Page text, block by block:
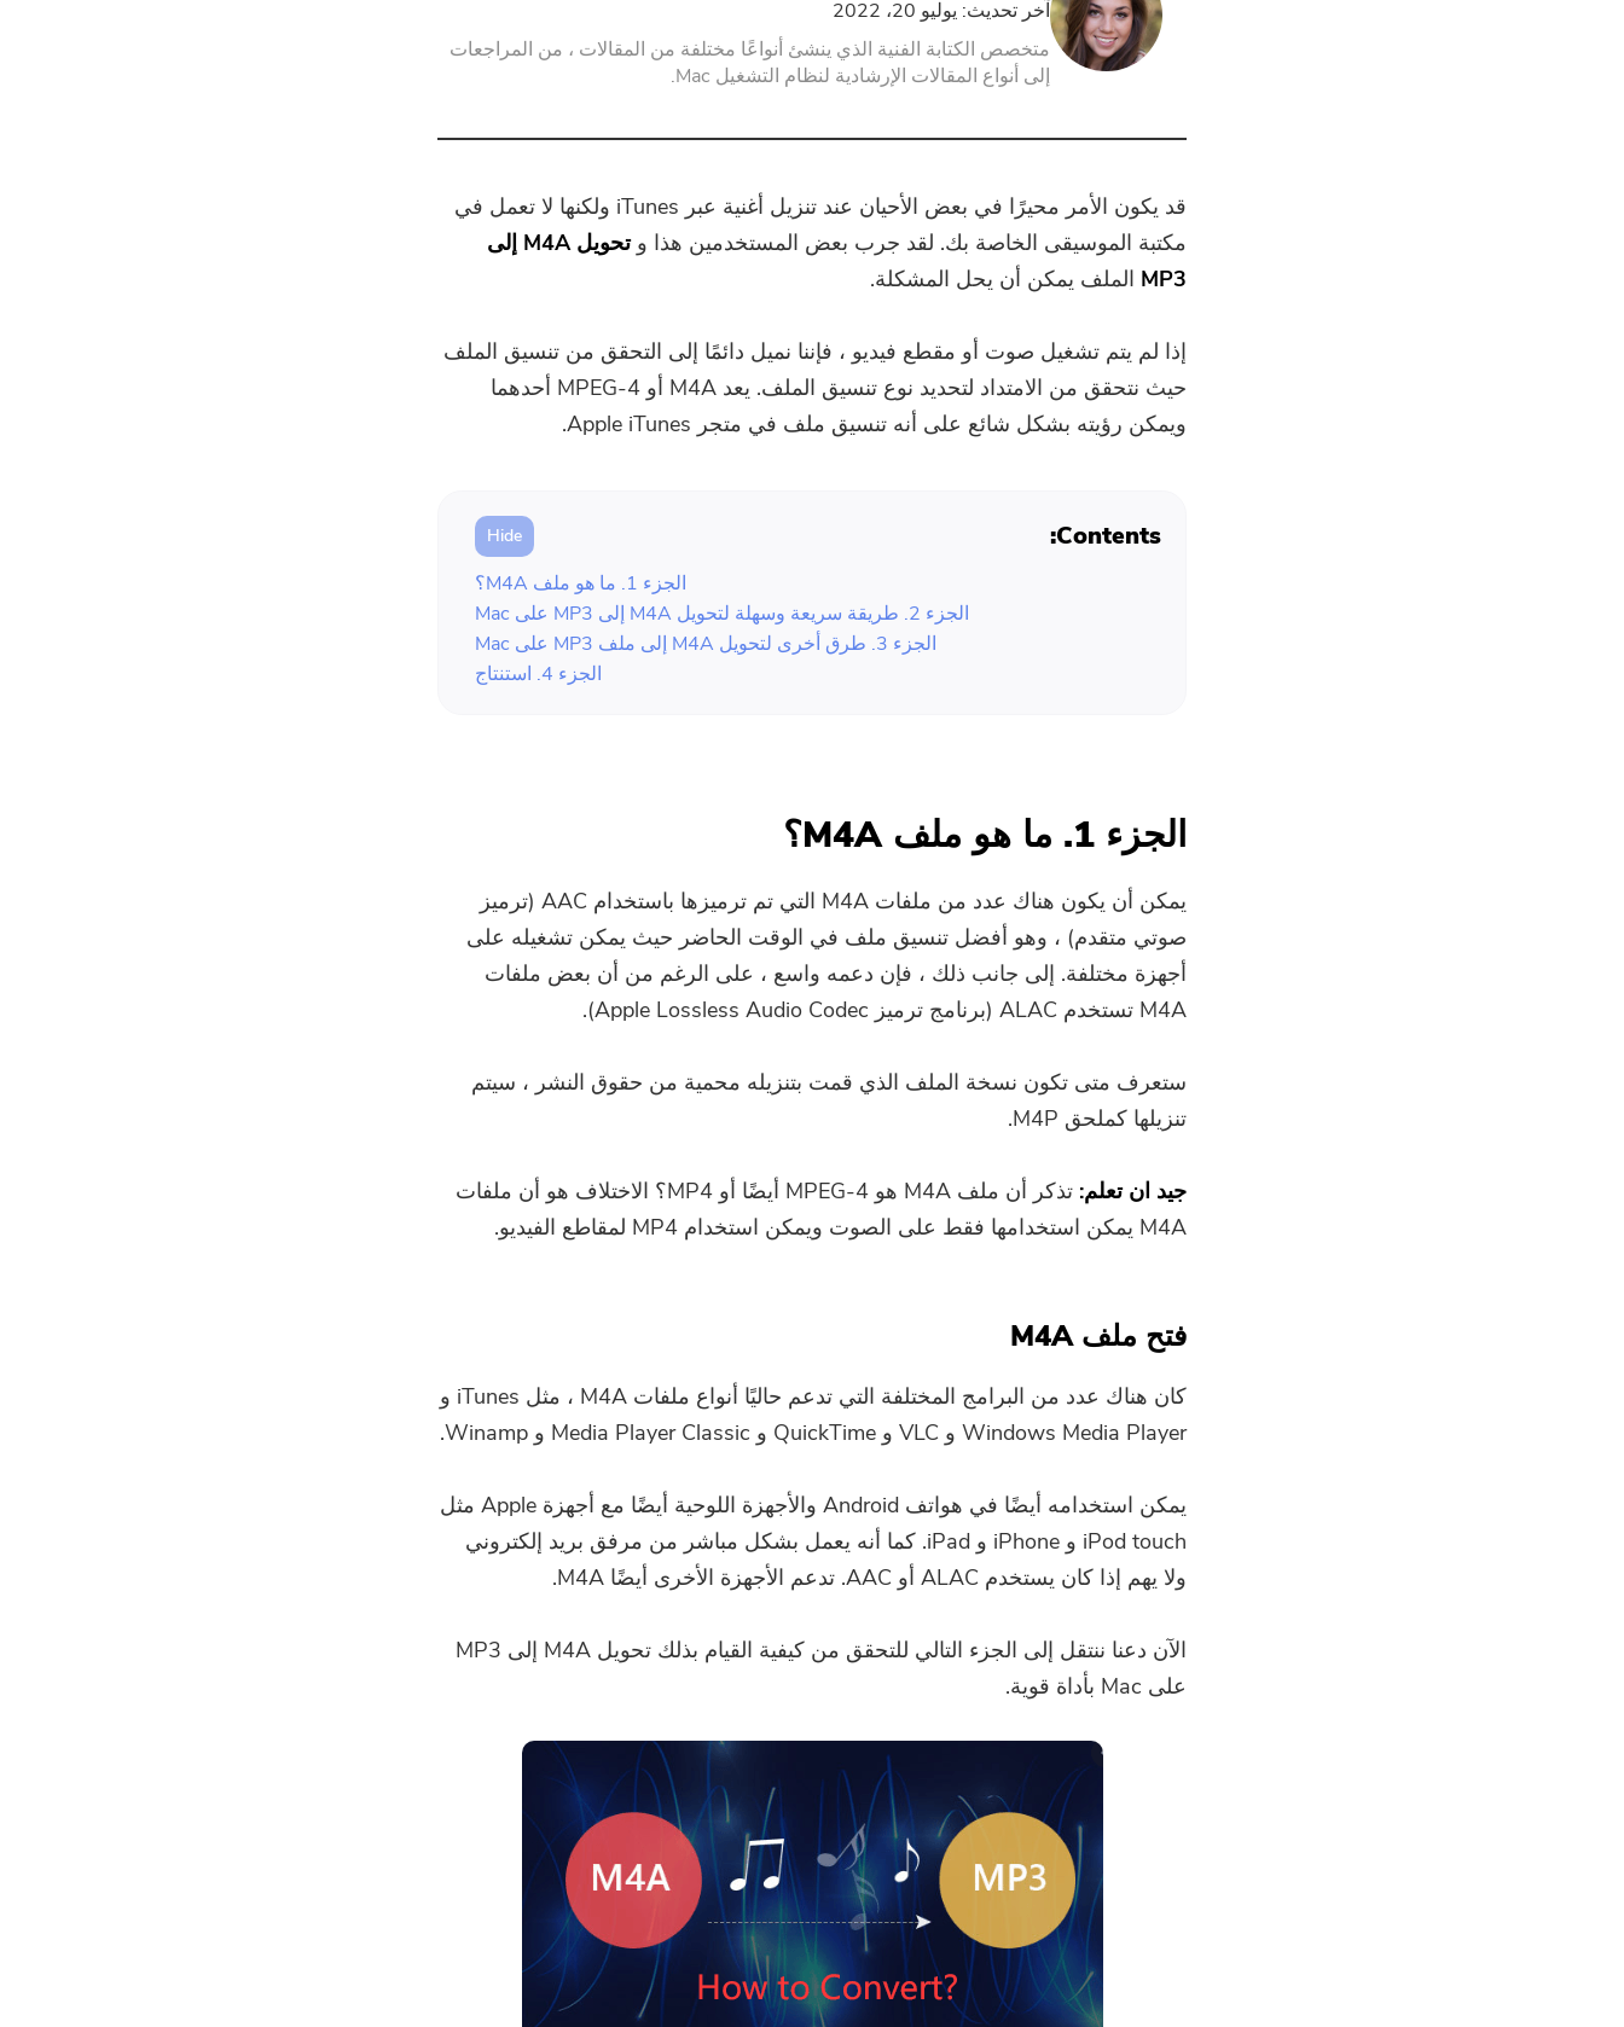
آخر تحديث: يوليو 20، 2022
متخصص الكتابة الفنية الذي ينشئ أنواعًا مختلفة من المقالات ، من المراجعات
إلى أنواع المقالات الإرشادية لنظام التشغيل Mac.
قد يكون الأمر محيرًا في بعض الأحيان عند تنزيل أغنية عبر iTunes ولكنها لا تعمل في
مكتبة الموسيقى الخاصة بك. لقد جرب بعض المستخدمين هذا و
تحويل M4A إلى
MP3 الملف يمكن أن يحل المشكلة.
إذا لم يتم تشغيل صوت أو مقطع فيديو ، فإننا نميل دائمًا إلى التحقق من تنسيق الملف
حيث نتحقق من الامتداد لتحديد نوع تنسيق الملف. يعد M4A أو MPEG-4 أحدهما
ويمكن رؤيته بشكل شائع على أنه تنسيق ملف في متجر Apple iTunes.
Contents:
الجزء 1. ما هو ملف M4A؟
الجزء 2. طريقة سريعة وسهلة لتحويل M4A إلى MP3 على Mac
الجزء 3. طرق أخرى لتحويل M4A إلى ملف MP3 على Mac
الجزء 4. استنتاج
الجزء 1. ما هو ملف M4A؟
يمكن أن يكون هناك عدد من ملفات M4A التي تم ترميزها باستخدام AAC (ترميز
صوتي متقدم) ، وهو أفضل تنسيق ملف في الوقت الحاضر حيث يمكن تشغيله على
أجهزة مختلفة. إلى جانب ذلك ، فإن دعمه واسع ، على الرغم من أن بعض ملفات
M4A تستخدم ALAC (برنامج ترميز Apple Lossless Audio Codec).
ستعرف متى تكون نسخة الملف الذي قمت بتنزيله محمية من حقوق النشر ، سيتم
تنزيلها كملحق M4P.
جيد ان تعلم:
تذكر أن ملف M4A هو MPEG-4 أيضًا أو MP4؟ الاختلاف هو أن ملفات
M4A يمكن استخدامها فقط على الصوت ويمكن استخدام MP4 لمقاطع الفيديو.
فتح ملف M4A
كان هناك عدد من البرامج المختلفة التي تدعم حاليًا أنواع ملفات M4A ، مثل iTunes و
Windows Media Player و VLC و QuickTime و Media Player Classic و Winamp.
يمكن استخدامه أيضًا في هواتف Android والأجهزة اللوحية أيضًا مع أجهزة Apple مثل
iPod touch و iPhone و iPad. كما أنه يعمل بشكل مباشر من مرفق بريد إلكتروني
ولا يهم إذا كان يستخدم ALAC أو AAC. تدعم الأجهزة الأخرى أيضًا M4A.
الآن دعنا ننتقل إلى الجزء التالي للتحقق من كيفية القيام بذلك تحويل M4A إلى MP3
على Mac بأداة قوية.